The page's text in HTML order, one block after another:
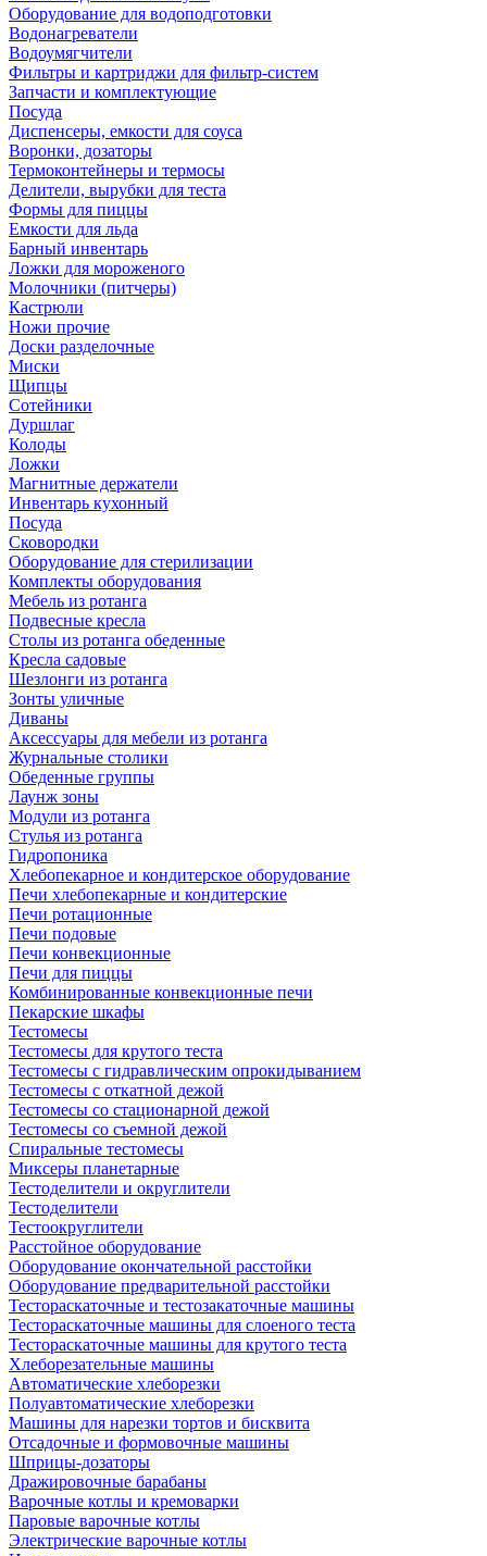
Оборудование для водоподготовки
Водонагреватели
Водоумягчители
Фильтры и картриджи для фильтр-систем
Запчасти и комплектующие
Посуда
Диспенсеры, емкости для соуса
Воронки, дозаторы
Термоконтейнеры и термосы
Делители, вырубки для теста
Формы для пиццы
Емкости для льда
Барный инвентарь
Ложки для мороженого
Молочники (питчеры)
Кастрюли
Ножи прочие
Доски разделочные
Миски
Щипцы
Сотейники
Дуршлаг
Колоды
Ложки
Магнитные держатели
Инвентарь кухонный
Посуда
Сковородки
Оборудование для стерилизации
Комплекты оборудования
Мебель из ротанга
Подвесные кресла
Столы из ротанга обеденные
Кресла садовые
Шезлонги из ротанга
Зонты уличные
Диваны
Аксессуары для мебели из ротанга
Журнальные столики
Обеденные группы
Лаунж зоны
Модули из ротанга
Стулья из ротанга
Гидропоника
Хлебопекарное и кондитерское оборудование
Печи хлебопекарные и кондитерские
Печи ротационные
Печи подовые
Печи конвекционные
Печи для пиццы
Комбинированные конвекционные печи
Пекарские шкафы
Тестомесы
Тестомесы для крутого теста
Тестомесы с гидравлическим опрокидыванием
Тестомесы с откатной дежой
Тестомесы со стационарной дежой
Тестомесы со съемной дежой
Спиральные тестомесы
Миксеры планетарные
Тестоделители и округлители
Тестоделители
Тестоокруглители
Расстойное оборудование
Оборудование окончательной расстойки
Оборудование предварительной расстойки
Тестораскаточные и тестозакаточные машины
Тестораскаточные машины для слоеного теста
Тестораскаточные машины для крутого теста
Хлеборезательные машины
Автоматические хлеборезки
Полуавтоматические хлеборезки
Машины для нарезки тортов и бисквита
Отсадочные и формовочные машины
Шприцы-дозаторы
Дражировочные барабаны
Варочные котлы и кремоварки
Паровые варочные котлы
Электрические варочные котлы